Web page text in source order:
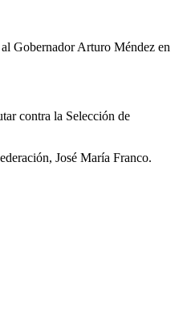
Gobernador Arturo Méndez en
contra la Selección de
José María Franco.